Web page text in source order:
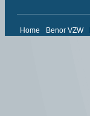
Home Benor VZW